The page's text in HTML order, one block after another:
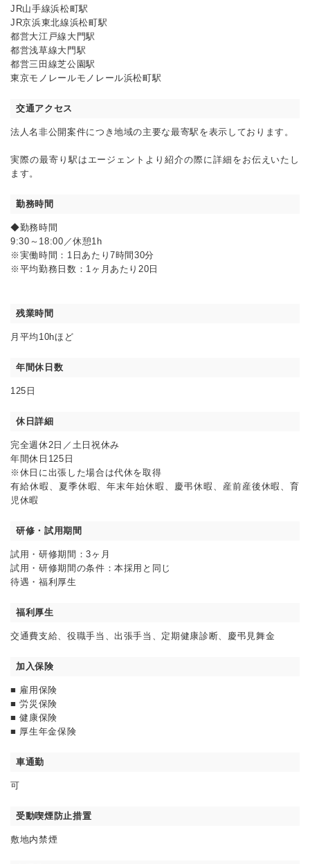
JR山手線浜松町駅
JR京浜東北線浜松町駅
都営大江戸線大門駅
都営浅草線大門駅
都営三田線芝公園駅
東京モノレールモノレール浜松町駅
交通アクセス
法人名非公開案件につき地域の主要な最寄駅を表示しております。
実際の最寄り駅はエージェントより紹介の際に詳細をお伝えいたし
ます。
勤務時間
◆勤務時間
9:30～18:00／休憩1h
※実働時間：1日あたり7時間30分
※平均勤務日数：1ヶ月あたり20日
残業時間
月平均10hほど
年間休日数
125日
休日詳細
完全週休2日／土日祝休み
年間休日125日
※休日に出張した場合は代休を取得
有給休暇、夏季休暇、年末年始休暇、慶弔休暇、産前産後休暇、育
児休暇
研修・試用期間
試用・研修期間：3ヶ月
試用・研修期間の条件：本採用と同じ
待遇・福利厚生
福利厚生
交通費支給、役職手当、出張手当、定期健康診断、慶弔見舞金
加入保険
■ 雇用保険
■ 労災保険
■ 健康保険
■ 厚生年金保険
車通勤
可
受動喫煙防止措置
敷地内禁煙